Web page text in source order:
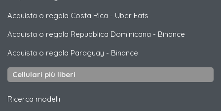
Acquista o regala Costa Rica - Uber Eats
Acquista o regala Repubblica Dominicana - Binance
Acquista o regala Paraguay - Binance
Cellulari più liberi
Ricerca modelli